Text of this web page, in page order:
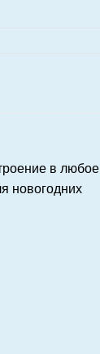
в любое
новогодних